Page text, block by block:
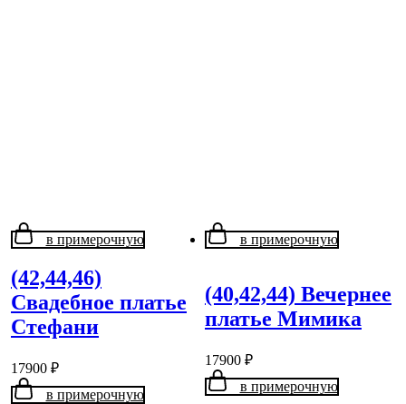
в примерочную
(42,44,46)
Свадебное платье
Стефани
17900 ₽
в примерочную
в примерочную
(40,42,44) Вечернее
платье Мимика
17900 ₽
в примерочную